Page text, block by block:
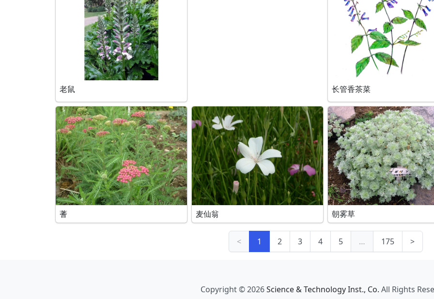
老鼠 长管香茶菜
蓍 麦仙翁 朝雾草
< 1 2 3 4 5 … 175 >
Copyright © 2026Science & Technology Inst., Co. All Rights